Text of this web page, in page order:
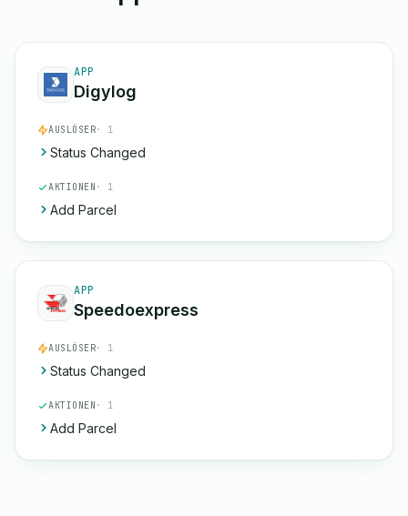
APP
Digylog
AUSLÖSER· 1
Status Changed
AKTIONEN · 1
Add Parcel
APP
Speedoexpress
AUSLÖSER· 1
Status Changed
AKTIONEN · 1
Add Parcel